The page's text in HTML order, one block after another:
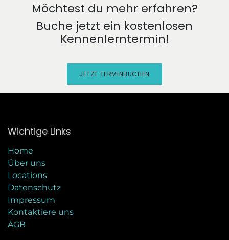
Möchtest du mehr erfahren?
Buche jetzt ein kostenlosen
Kennenlerntermin!
JETZT TERMINBUCHEN
Wichtige Links
Home
Über uns
Locations
Datenschutz
Impressum
Kontaktiere uns
AGB